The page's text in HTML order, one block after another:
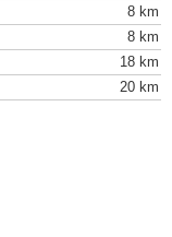
8 km
8 km
18 km
20 km